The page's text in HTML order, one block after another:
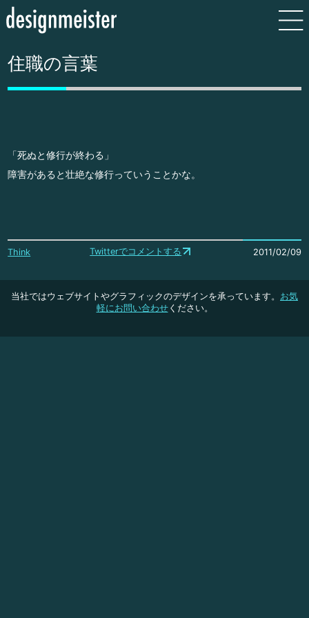
住職の言葉
「死ぬと修行が終わる」
障害があると壮絶な修行っていうことかな。
Think Twitterでコメントする 2011/02/09
当社ではウェブサイトやグラフィックのデザインを承っています。 お気
軽にお問い合わせください。